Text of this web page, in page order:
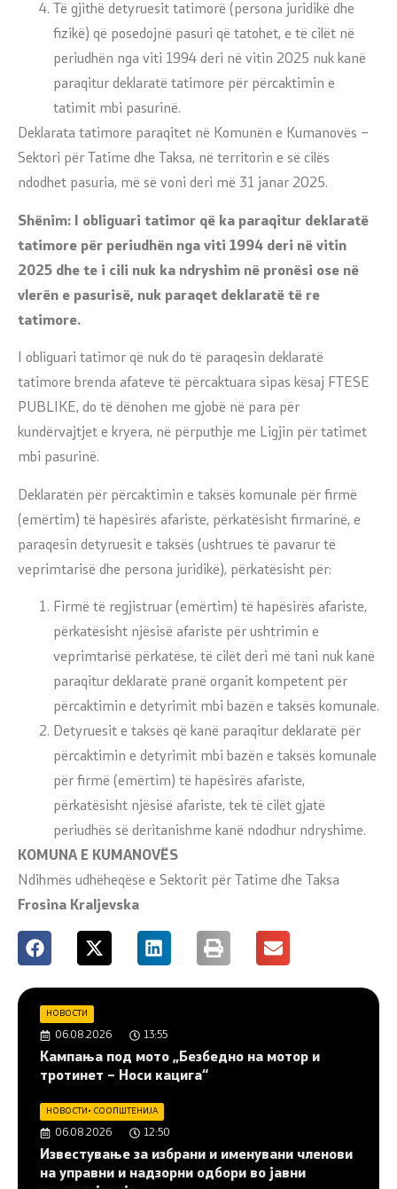
Të gjithë detyruesit tatimorë (persona juridikë dhe
fizikë) që posedojnë pasuri që tatohet, e të cilët në
periudhën nga viti 1994 deri në vitin 2025 nuk kanë
paraqitur deklaratë tatimore për përcaktimin e
tatimit mbi pasurinë.
Deklarata tatimore paraqitet në Komunën e Kumanovës –
Sektori për Tatime dhe Taksa, në territorin e së cilës
ndodhet pasuria, më së voni deri më 31 janar 2025.
Shënim: I obliguari tatimor që ka paraqitur deklaratë
tatimore për periudhën nga viti 1994 deri në vitin
2025 dhe te i cili nuk ka ndryshim në pronësi ose në
vlerën e pasurisë, nuk paraqet deklaratë të re
tatimore.
I obliguari tatimor që nuk do të paraqesin deklaratë
tatimore brenda afateve të përcaktuara sipas kësaj FTESE
PUBLIKE, do të dënohen me gjobë në para për
kundërvajtjet e kryera, në përputhje me Ligjin për tatimet
mbi pasurinë.
Deklaratën për përcaktimin e taksës komunale për firmë
(emërtim) të hapësirës afariste, përkatësisht firmarinë, e
paraqesin detyruesit e taksës (ushtrues të pavarur të
veprimtarisë dhe persona juridikë), përkatësisht për:
Firmë të regjistruar (emërtim) të hapësirës afariste,
përkatësisht njësisë afariste për ushtrimin e
veprimtarisë përkatëse, të cilët deri më tani nuk kanë
paraqitur deklaratë pranë organit kompetent për
përcaktimin e detyrimit mbi bazën e taksës komunale.
Detyruesit e taksës që kanë paraqitur deklaratë për
përcaktimin e detyrimit mbi bazën e taksës komunale
për firmë (emërtim) të hapësirës afariste,
përkatësisht njësisë afariste, tek të cilët gjatë
periudhës së deritanishme kanë ndodhur ndryshime.
KOMUNA E KUMANOVËS
Ndihmës udhëheqëse e Sektorit për Tatime dhe Taksa
Frosina Kraljevska
НОВОСТИ
06.08.2026 13:55
Кампања под мото „Безбедно на мотор и
тротинет – Носи кацига“
НОВОСТИ • СООПШТЕНИЈА
06.08.2026 12:50
Известување за избрани и именувани членови
на управни и надзорни одбори во јавни